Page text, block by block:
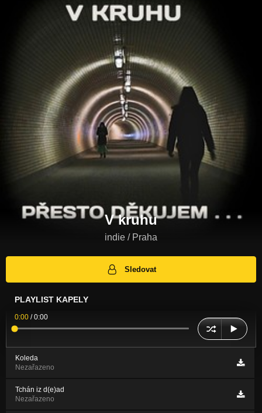
V kruhu
indie / Praha
Sledovat
PLAYLIST KAPELY
0:00 /0:00
Koleda
Nezařazeno
Tchán iz d(e)ad
Nezařazeno